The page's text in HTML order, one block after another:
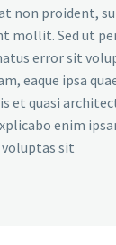
non proident,
mollit. Sed ut
error sit
eaque ipsa
et quasi
enim
sit